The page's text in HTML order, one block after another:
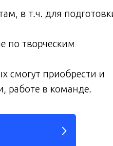
в т.ч. для
по творческим
смогут приобрести и
работе в команде.